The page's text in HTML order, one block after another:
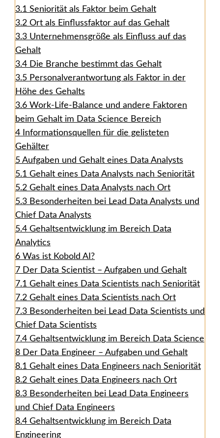
3.1 Seniorität als Faktor beim Gehalt
3.2 Ort als Einflussfaktor auf das Gehalt
3.3 Unternehmensgröße als Einfluss auf das
Gehalt
3.4 Die Branche bestimmt das Gehalt
3.5 Personalverantwortung als Faktor in der
Höhe des Gehalts
3.6 Work-Life-Balance und andere Faktoren
beim Gehalt im Data Science Bereich
4
Informationsquellen für die gelisteten
Gehälter
5 Aufgaben und Gehalt eines Data Analysts
5.1 Gehalt eines Data Analysts nach Seniorität
5.2 Gehalt eines Data Analysts nach Ort
5.3 Besonderheiten bei Lead Data Analysts und
Chief Data Analysts
5.4 Gehaltsentwicklung im Bereich Data
Analytics
6 Was ist Kobold AI?
7 Der Data Scientist – Aufgaben und Gehalt
7.1 Gehalt eines Data Scientists nach Seniorität
7.2 Gehalt eines Data Scientists nach Ort
7.3 Besonderheiten bei Lead Data Scientists und
Chief Data Scientists
7.4 Gehaltsentwicklung im Bereich Data Science
8 Der Data Engineer – Aufgaben und Gehalt
8.1 Gehalt eines Data Engineers nach Seniorität
8.2 Gehalt eines Data Engineers nach Ort
8.3 Besonderheiten bei Lead Data Engineers
und Chief Data Engineers
8.4 Gehaltsentwicklung im Bereich Data
Engineering